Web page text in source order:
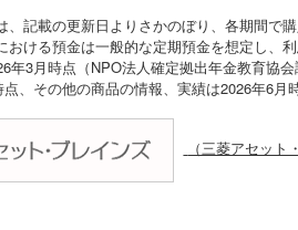
記載の更新日よりさかのぼり、各期間で購
ける預金は一般的な定期預金を想定し、
年3月時点（NPO法人確定拠出年金教育協会
、その他の商品の情報、実績は2026年6
（三菱アセット